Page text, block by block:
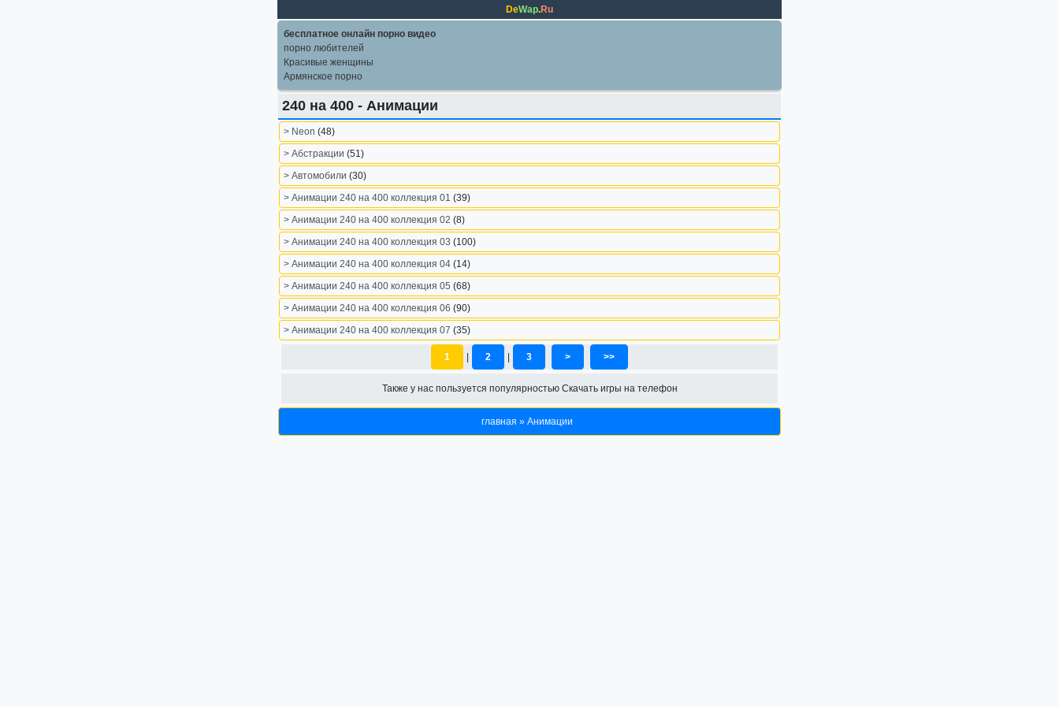
DeWap.Ru
бесплатное онлайн порно видео
порно любителей
Красивые женщины
Армянское порно
240 на 400 - Анимации
> Neon (48)
> Абстракции (51)
> Автомобили (30)
> Анимации 240 на 400 коллекция 01 (39)
> Анимации 240 на 400 коллекция 02 (8)
> Анимации 240 на 400 коллекция 03 (100)
> Анимации 240 на 400 коллекция 04 (14)
> Анимации 240 на 400 коллекция 05 (68)
> Анимации 240 на 400 коллекция 06 (90)
> Анимации 240 на 400 коллекция 07 (35)
1 2 3 > >>
Также у нас пользуется популярностью Скачать игры на телефон
главная » Анимации